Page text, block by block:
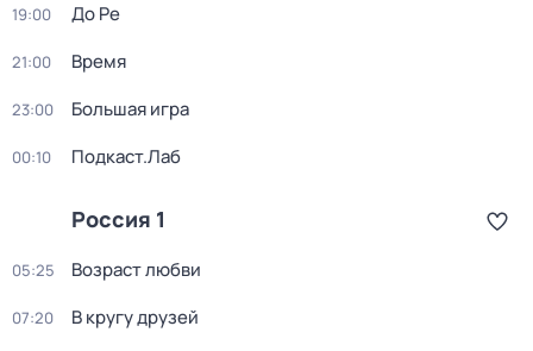
19:00 До Ре
21:00 Время
23:00 Большая игра
00:10 Подкаст.Лаб
Россия 1
05:25 Возраст любви
07:20 В кругу друзей